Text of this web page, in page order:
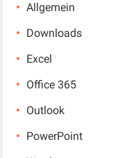
Allgemein
Downloads
Excel
Office 365
Outlook
PowerPoint